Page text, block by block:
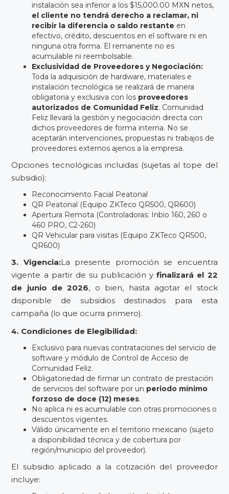
instalación sea inferior a los $15,000.00 MXN netos,
el cliente no tendrá derecho a reclamar, ni
recibir la diferencia o saldo restante en
efectivo, crédito, descuentos en el software ni en
ninguna otra forma. El remanente no es
acumulable ni reembolsable.
Exclusividad de Proveedores y Negociación:
Toda la adquisición de hardware, materiales e
instalación tecnológica se realizará de manera
obligatoria y exclusiva con los proveedores
autorizados de Comunidad Feliz. Comunidad
Feliz llevará la gestión y negociación directa con
dichos proveedores de forma interna. No se
aceptarán intervenciones, propuestas ni trabajos de
proveedores externos ajenos a la empresa.
Opciones tecnológicas incluidas (sujetas al tope del
subsidio):
Reconocimiento Facial Peatonal
QR Peatonal (Equipo ZKTeco QR500, QR600)
Apertura Remota (Controladoras: Inbio 160, 260 o
460 PRO, C2-260)
QR Vehicular para visitas (Equipo ZKTeco QR500,
QR600)
3. Vigencia:La presente promoción se encuentra
vigente a partir de su publicación yfinalizará el 22
de junio de 2026, o bien, hasta agotar el stock
disponible de subsidios destinados para esta
campaña (lo que ocurra primero).
4. Condiciones de Elegibilidad:
Exclusivo para nuevas contrataciones del servicio de
software y módulo de Control de Acceso de
Comunidad Feliz.
Obligatoriedad de firmar un contrato de prestación
de servicios del software por un periodo mínimo
forzoso de doce (12) meses.
No aplica ni es acumulable con otras promociones o
descuentos vigentes.
Válido únicamente en el territorio mexicano (sujeto
a disponibilidad técnica y de cobertura por
región/municipio del proveedor).
El subsidio aplicado a la cotización del proveedor
incluye: